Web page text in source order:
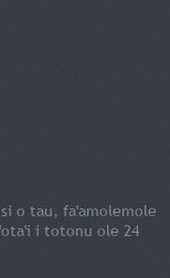
o tau, fa'amolemole
i totonu ole 24